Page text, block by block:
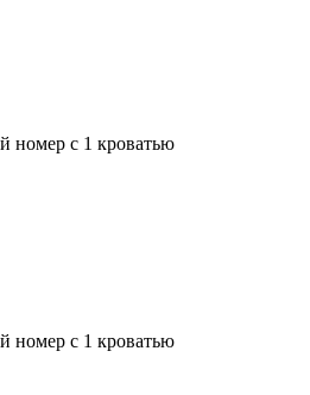
номер с 1 кроватью
номер с 1 кроватью